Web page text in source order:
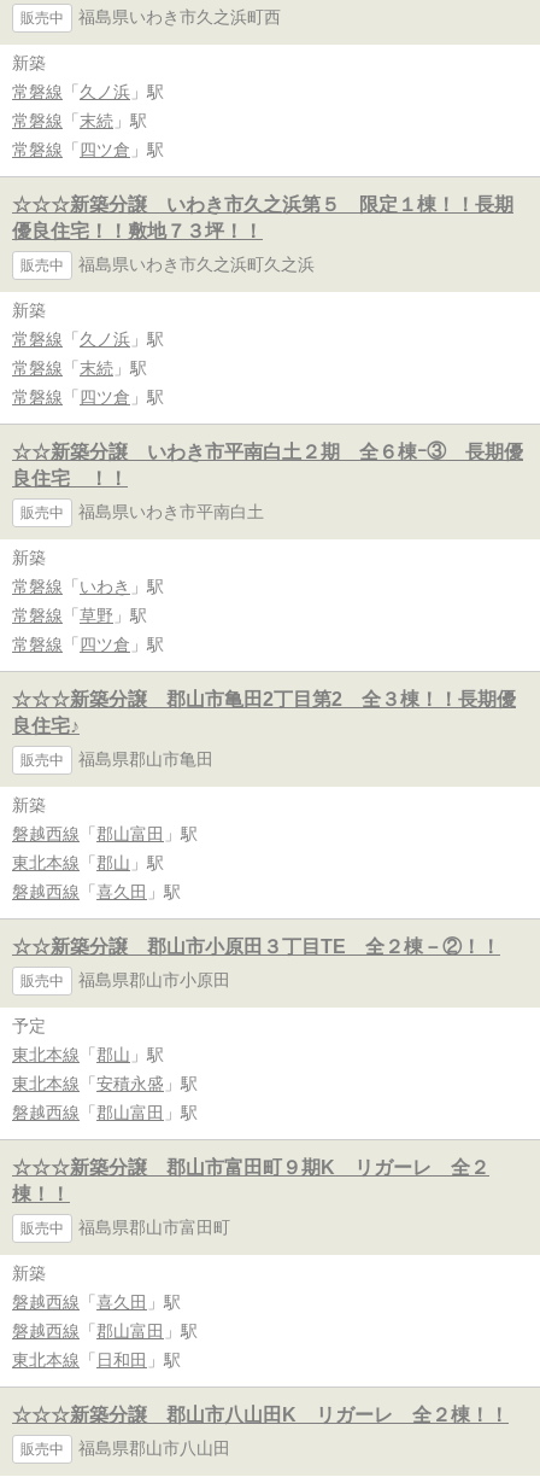
販売中 福島県いわき市久之浜町西
新築
常磐線 「 久ノ浜 」駅
常磐線 「 末続 」駅
常磐線 「 四ツ倉 」駅
☆☆☆新築分譲 いわき市久之浜第５ 限定１棟！！長期
優良住宅！！敷地７３坪！！
販売中 福島県いわき市久之浜町久之浜
新築
常磐線 「 久ノ浜 」駅
常磐線 「 末続 」駅
常磐線 「 四ツ倉 」駅
☆☆新築分譲 いわき市平南白土２期 全６棟ｰ③ 長期優
良住宅 ！！
販売中 福島県いわき市平南白土
新築
常磐線 「 いわき 」駅
常磐線 「 草野 」駅
常磐線 「 四ツ倉 」駅
☆☆☆新築分譲 郡山市亀田2丁目第2 全３棟！！長期優
良住宅♪
販売中 福島県郡山市亀田
新築
磐越西線 「 郡山富田 」駅
東北本線 「 郡山 」駅
磐越西線 「 喜久田 」駅
☆☆新築分譲 郡山市小原田３丁目TE 全２棟－②！！
販売中 福島県郡山市小原田
予定
東北本線 「 郡山 」駅
東北本線 「 安積永盛 」駅
磐越西線 「 郡山富田 」駅
☆☆☆新築分譲 郡山市富田町９期K リガーレ 全２
棟！！
販売中 福島県郡山市富田町
新築
磐越西線 「 喜久田 」駅
磐越西線 「 郡山富田 」駅
東北本線 「 日和田 」駅
☆☆☆新築分譲 郡山市八山田K リガーレ 全２棟！！
販売中 福島県郡山市八山田